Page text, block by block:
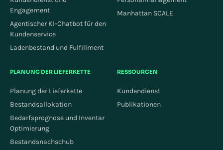
Engagement
Agentischer KI-Chatbot für den
Kundenservice
Ladenbestand und Fulfillment
Manhattan SCALE
PLANUNG DER LIEFERKETTE
Planung der Lieferkette
Bestandsallokation
Bedarfsprognose und Inventar
Optimierung
Bestandsnachschub
RESSOURCEN
Kundendienst
Publikationen